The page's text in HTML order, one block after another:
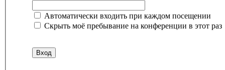
Автоматически входить при каждом посещении
Скрыть моё пребывание на конференции в этот раз